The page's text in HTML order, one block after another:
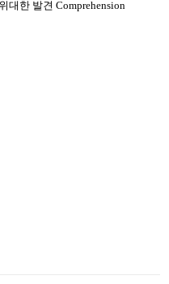
대한 발견 Comprehension